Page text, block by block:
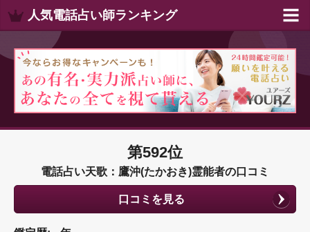
人気電話占い師ランキング
第592位
電話占い天歌：鷹沖(たかおき)霊能者の口コミ
口コミを見る